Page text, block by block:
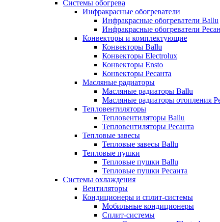
Системы обогрева
Инфракрасные обогреватели
Инфракрасные обогреватели Ballu
Инфракрасные обогреватели
Конвекторы и комплектующие
Конвекторы Ballu
Конвекторы Electrolux
Конвекторы Ensto
Конвекторы Ресанта
Масляные радиаторы
Масляные радиаторы Ballu
Масляные радиаторы отопления
Тепловентиляторы
Тепловентиляторы Ballu
Тепловентиляторы Ресанта
Тепловые завесы
Тепловые завесы Ballu
Тепловые пушки
Тепловые пушки Ballu
Тепловые пушки Ресанта
Системы охлаждения
Вентиляторы
Кондиционеры и сплит-системы
Мобильные кондиционеры
Сплит-системы